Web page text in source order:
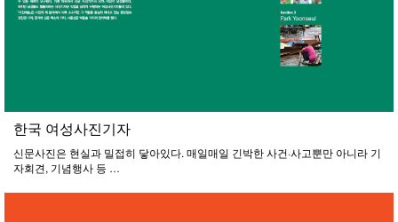
한국 여성사진기자
신문사진은 현실과 밀접히 닿아있다. 매일매일 긴박한 사건·사고뿐만 아니라 기
자회견, 기념행사 등 …